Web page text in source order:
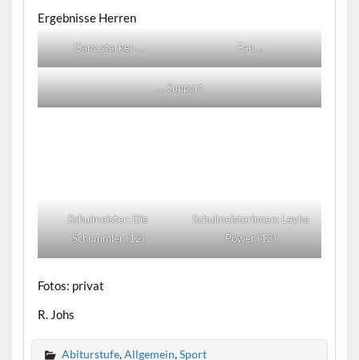
Ergebnisse Herren
Ganz starker … Fan …
… Support
Schulmeister: Die
Schummler (12)
Schulmeisterinnen: Leyba
Power (13)
Fotos: privat
R. Johs
Abiturstufe,Allgemein,Sport